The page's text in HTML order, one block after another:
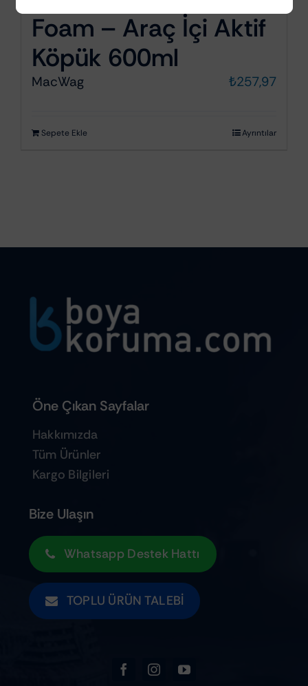
Foam – Araç İçi Aktif
Köpük 600ml
MacWag ₺257,97
Sepete Ekle Ayrıntılar
Öne Çıkan Sayfalar
Hakkımızda
Tüm Ürünler
Kargo Bilgileri
Bize Ulaşın
Whatsapp Destek Hattı
TOPLU ÜRÜN TALEBI